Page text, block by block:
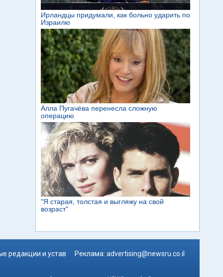
редакции и устав Реклама: advertising@newsru.co.il